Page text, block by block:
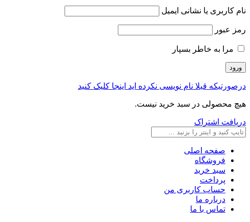
نام کاربری یا نشانی ایمیل
رمز عبور
مرا به خاطر بسپار
درصورتیکه قبلا نام نویسی نکرده اید اینجا کلیک کنید
هیچ محصولی در سبد خرید نیست.
دریافت اشتراک
صفحه اصلی
فروشگاه
سبد خرید
پرداخت
حساب کاربری من
درباره ما
تماس با ما